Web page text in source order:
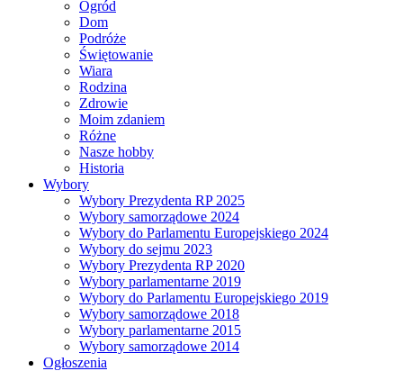
Ogród
Dom
Podróże
Świętowanie
Wiara
Rodzina
Zdrowie
Moim zdaniem
Różne
Nasze hobby
Historia
Wybory
Wybory Prezydenta RP 2025
Wybory samorządowe 2024
Wybory do Parlamentu Europejskiego 2024
Wybory do sejmu 2023
Wybory Prezydenta RP 2020
Wybory parlamentarne 2019
Wybory do Parlamentu Europejskiego 2019
Wybory samorządowe 2018
Wybory parlamentarne 2015
Wybory samorządowe 2014
Ogłoszenia